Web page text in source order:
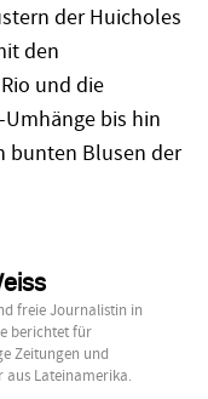
der Huicholes
den
und die
bis hin
bunten Blusen der
freie Journalistin in
berichtet für
Zeitungen und
aus Lateinamerika.